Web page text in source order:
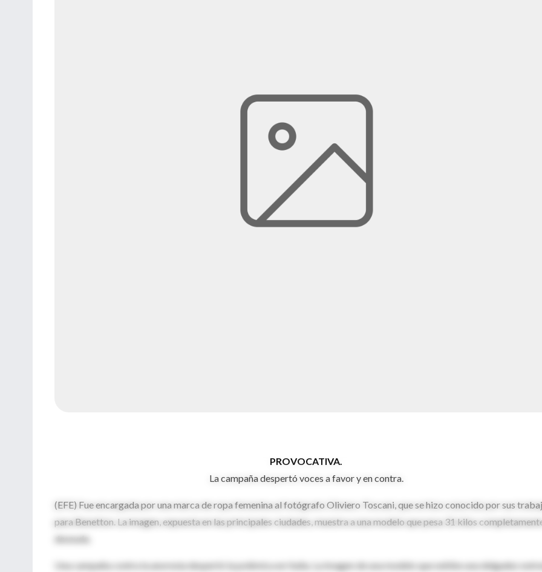
PROVOCATIVA.
La campaña despertó voces a favor y en contra.
(EFE) Fue encargada por una marca de ropa femenina al fotógrafo Oliviero Toscani, que se hizo conocido por sus
para Benetton. La imagen, expuesta en las principales ciudades, muestra a una modelo que pesa 31 kilos
desnuda.
Una campaña contra la anorexia despertó la polémica en Italia. La imagen de una modelo que exhibe una delgadez